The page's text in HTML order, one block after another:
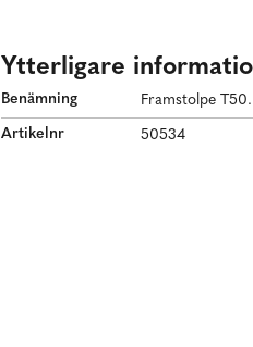
Ytterligare
Benämning Framstolpe
Artikelnr 50534